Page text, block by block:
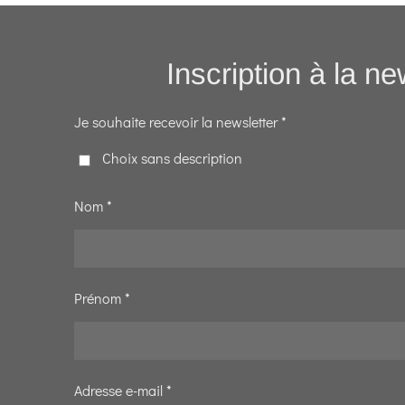
Inscription à la
Je souhaite recevoir la newsletter *
Choix sans description
Nom *
Prénom *
Adresse e-mail *